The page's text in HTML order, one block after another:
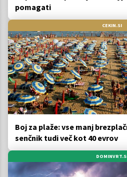
pomagati
CEKIN.SI
Boj za plaže: vse manj
senčnik tudi več kot 40 evrov